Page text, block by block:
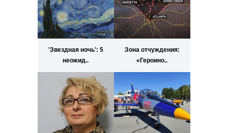
'Звездная ночь': 5
неожид..
Зона отчуждения:
«Героино..